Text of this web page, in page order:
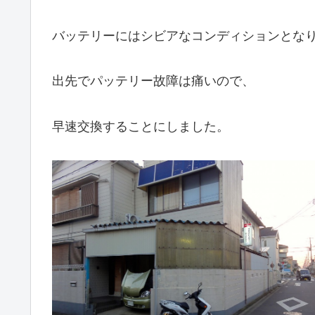
バッテリーにはシビアなコンディションとな
出先でパッテリー故障は痛いので、
早速交換することにしました。